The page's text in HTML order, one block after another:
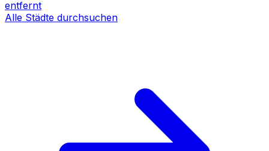
entfernt
Alle Städte durchsuchen